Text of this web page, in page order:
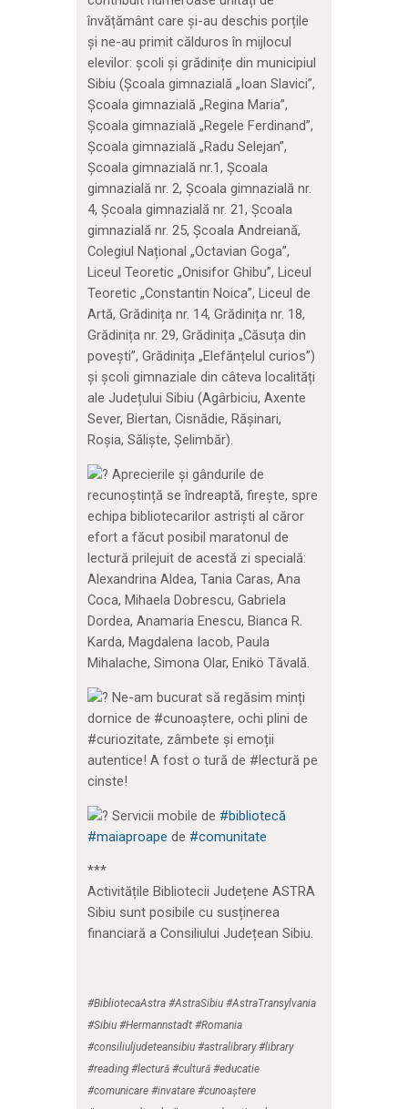
învățământ care și-au deschis porțile
și ne-au primit călduros în mijlocul
elevilor: școli și grădinițe din municipiul
Sibiu (Școala gimnazială „Ioan Slavici”,
Școala gimnazială „Regina Maria”,
Școala gimnazială „Regele Ferdinand”,
Școala gimnazială „Radu Selejan”,
Școala gimnazială nr.1, Școala
gimnazială nr. 2, Școala gimnazială nr.
4, Școala gimnazială nr. 21, Școala
gimnazială nr. 25, Școala Andreiană,
Colegiul Național „Octavian Goga”,
Liceul Teoretic „Onisifor Ghibu”, Liceul
Teoretic „Constantin Noica”, Liceul de
Artă, Grădinița nr. 14, Grădinița nr. 18,
Grădinița nr. 29, Grădinița „Căsuța din
povești”, Grădinița „Elefănțelul curios”)
și școli gimnaziale din câteva localități
ale Județului Sibiu (Agârbiciu, Axente
Sever, Biertan, Cisnădie, Rășinari,
Roșia, Săliște, Șelimbăr).
Aprecierile și gândurile de
recunoștință se îndreaptă, firește, spre
echipa bibliotecarilor astriști al căror
efort a făcut posibil maratonul de
lectură prilejuit de acestă zi specială:
Alexandrina Aldea, Tania Caras, Ana
Coca, Mihaela Dobrescu, Gabriela
Dordea, Anamaria Enescu, Bianca R.
Karda, Magdalena Iacob, Paula
Mihalache, Simona Olar, Enikö Tăvală.
Ne-am bucurat să regăsim minți
dornice de #cunoaștere, ochi plini de
#curiozitate, zâmbete și emoții
autentice! A fost o tură de #lectură pe
cinste!
Servicii mobile de #bibliotecă
#maiaproape de #comunitate
***
Activitățile Bibliotecii Județene ASTRA
Sibiu sunt posibile cu susținerea
financiară a Consiliului Județean Sibiu.
#BibliotecaAstra #AstraSibiu #AstraTransylvania
#Sibiu #Hermannstadt #Romania
#consiliuljudeteansibiu #astralibrary #library
#reading #lectură #cultură #educatie
#comunicare #invatare #cunoaștere